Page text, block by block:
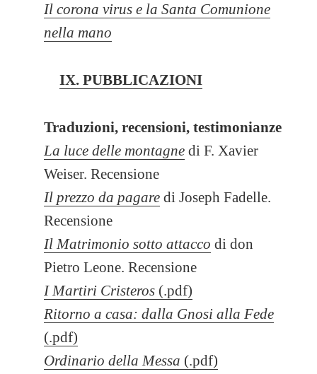
Il corona virus e la Santa Comunione
nella mano
IX. PUBBLICAZIONI
Traduzioni, recensioni, testimonianze
La luce delle montagne di F. Xavier
Weiser. Recensione
Il prezzo da pagare di Joseph Fadelle.
Recensione
Il Matrimonio sotto attacco di don
Pietro Leone. Recensione
I Martiri Cristeros (.pdf)
Ritorno a casa: dalla Gnosi alla Fede
(.pdf)
Ordinario della Messa (.pdf)